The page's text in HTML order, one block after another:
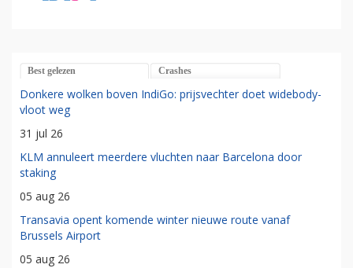
Best gelezen Crashes
Donkere wolken boven IndiGo: prijsvechter doet widebody-
vloot weg
31 jul 26
KLM annuleert meerdere vluchten naar Barcelona door
staking
05 aug 26
Transavia opent komende winter nieuwe route vanaf
Brussels Airport
05 aug 26